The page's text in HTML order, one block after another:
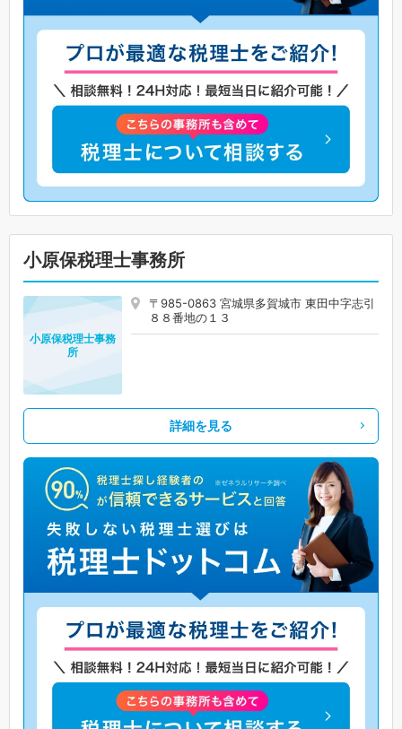
小原保税理士事務所
〒985-0863 宮城県多賀城市 東田中字志引
８８番地の１３
小原保税理士事務
所
詳細を見る